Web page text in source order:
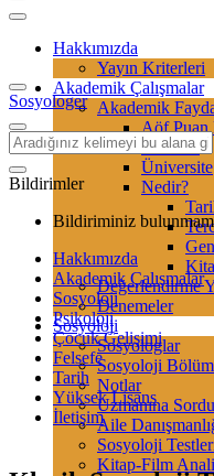
Hakkımızda
Yayın Kriterleri
Akademik Çalışmalar
Akademik
Aöf Puan
Sertifika
Üniversite
Nedir?
Değerlendirme
Denemeler
Sosyoloji
Sosyologlar
Sosyoloji
Notlar
Uzmanına
Aile
Sosyoloji
Kitap-Film
Sosyologer
Bildirimler
Bildiriminiz
Hakkımızda
Akademik Çalışmalar
Sosyoloji
Psikoloji
Çocuk Gelişimi
Felsefe
Tarih
Yüksek Lisans
İletişim